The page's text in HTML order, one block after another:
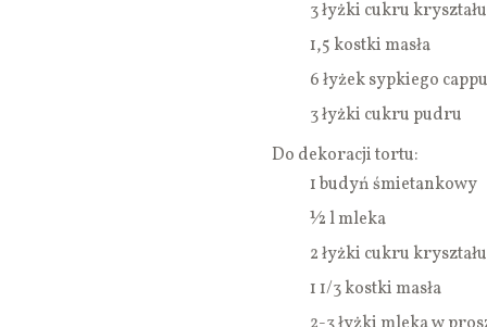
3 łyżki cukru kryształu
1,5 kostki masła
6 łyżek sypkiego
3 łyżki cukru pudru
Do dekoracji tortu:
1 budyń śmietankowy
½ l mleka
2 łyżki cukru kryształu
1 1/3 kostki masła